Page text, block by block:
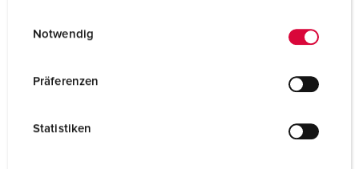
Notwendig
Präferenzen
Statistiken